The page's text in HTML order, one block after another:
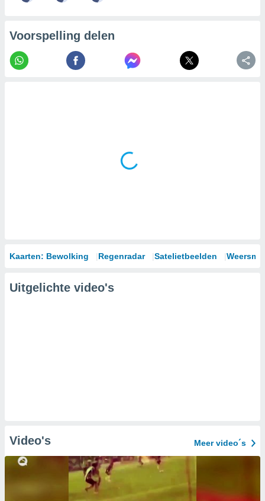
Voorspelling delen
Kaarten: Bewolking Regenradar Satelietbeelden
Uitgelichte video's
Video's Meer video´s